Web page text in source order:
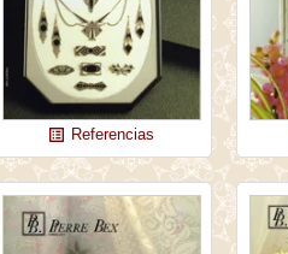
list_alt Referencias